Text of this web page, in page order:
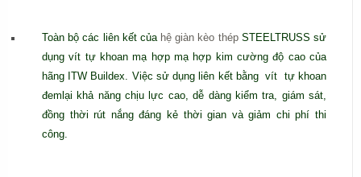
Toàn bộ các liên kết của hệ giàn kèo thépSTEELTRUSS sử
dụng vít tự khoan mạ hợp mạ hợp kim cường độ cao của
hãng ITW Buildex. Việc sử dụng liên kết bằng vít tự khoan
đemlại khả năng chịu lực cao, dễ dàng kiểm tra, giám sát,
đồng thời rút nắng đáng kẻ thời gian và giảm chi phí thi
công.